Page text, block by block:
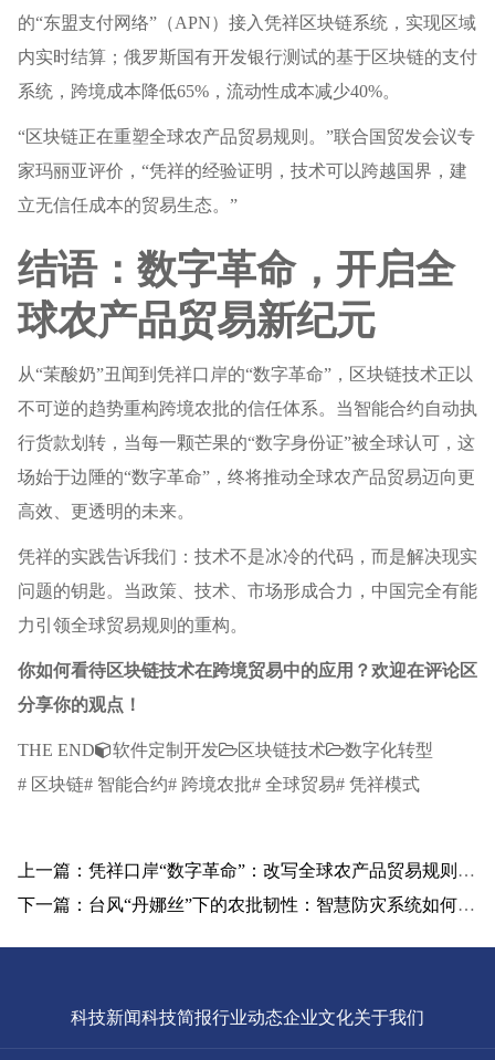
的“东盟支付网络”（APN）接入凭祥区块链系统，实现区域
内实时结算；俄罗斯国有开发银行测试的基于区块链的支付
系统，跨境成本降低65%，流动性成本减少40%。
“区块链正在重塑全球农产品贸易规则。”联合国贸发会议专
家玛丽亚评价，“凭祥的经验证明，技术可以跨越国界，建
立无信任成本的贸易生态。”
结语：数字革命，开启全
球农产品贸易新纪元
从“茉酸奶”丑闻到凭祥口岸的“数字革命”，区块链技术正以
不可逆的趋势重构跨境农批的信任体系。当智能合约自动执
行货款划转，当每一颗芒果的“数字身份证”被全球认可，这
场始于边陲的“数字革命”，终将推动全球农产品贸易迈向更
高效、更透明的未来。
凭祥的实践告诉我们：技术不是冰冷的代码，而是解决现实
问题的钥匙。当政策、技术、市场形成合力，中国完全有能
力引领全球贸易规则的重构。
你如何看待区块链技术在跨境贸易中的应用？欢迎在评论区
分享你的观点！
THE END 软件定制开发 区块链技术
数字化转型
# 区块链# 智能合约# 跨境农批# 全球贸易# 凭祥模式
上一篇：凭祥口岸“数字革命”：改写全球农产品贸易规则的“中国实验”
下一篇：台风“丹娜丝”下的农批韧性：智慧防灾系统如何守护城市“菜篮子”
科技新闻科技简报行业动态企业文化关于我们